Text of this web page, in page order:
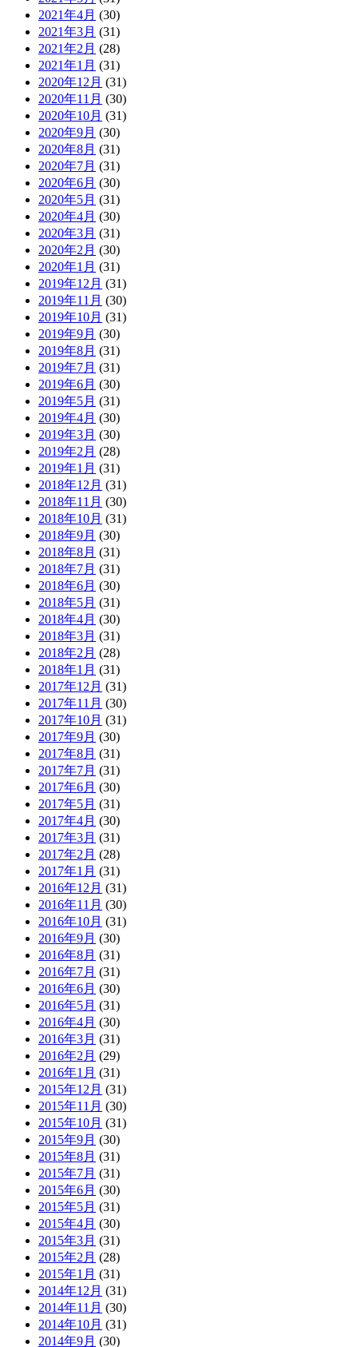
2021年4月 (30)
2021年3月 (31)
2021年2月 (28)
2021年1月 (31)
2020年12月 (31)
2020年11月 (30)
2020年10月 (31)
2020年9月 (30)
2020年8月 (31)
2020年7月 (31)
2020年6月 (30)
2020年5月 (31)
2020年4月 (30)
2020年3月 (31)
2020年2月 (30)
2020年1月 (31)
2019年12月 (31)
2019年11月 (30)
2019年10月 (31)
2019年9月 (30)
2019年8月 (31)
2019年7月 (31)
2019年6月 (30)
2019年5月 (31)
2019年4月 (30)
2019年3月 (30)
2019年2月 (28)
2019年1月 (31)
2018年12月 (31)
2018年11月 (30)
2018年10月 (31)
2018年9月 (30)
2018年8月 (31)
2018年7月 (31)
2018年6月 (30)
2018年5月 (31)
2018年4月 (30)
2018年3月 (31)
2018年2月 (28)
2018年1月 (31)
2017年12月 (31)
2017年11月 (30)
2017年10月 (31)
2017年9月 (30)
2017年8月 (31)
2017年7月 (31)
2017年6月 (30)
2017年5月 (31)
2017年4月 (30)
2017年3月 (31)
2017年2月 (28)
2017年1月 (31)
2016年12月 (31)
2016年11月 (30)
2016年10月 (31)
2016年9月 (30)
2016年8月 (31)
2016年7月 (31)
2016年6月 (30)
2016年5月 (31)
2016年4月 (30)
2016年3月 (31)
2016年2月 (29)
2016年1月 (31)
2015年12月 (31)
2015年11月 (30)
2015年10月 (31)
2015年9月 (30)
2015年8月 (31)
2015年7月 (31)
2015年6月 (30)
2015年5月 (31)
2015年4月 (30)
2015年3月 (31)
2015年2月 (28)
2015年1月 (31)
2014年12月 (31)
2014年11月 (30)
2014年10月 (31)
2014年9月 (30)